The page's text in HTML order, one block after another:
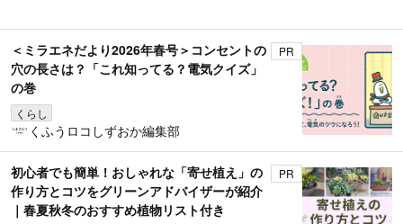
＜ミラエネだより2026年春号＞コンセントの
穴の長さは？「これ知ってる？電気クイズ」
の巻
くらし
PR
くふうロコしずおか編集部
初心者でも簡単！おしゃれな「寄せ植え」の
作り方とコツをグリーンアドバイザーが紹介
｜春夏秋冬のおすすめ植物リスト付き
PR